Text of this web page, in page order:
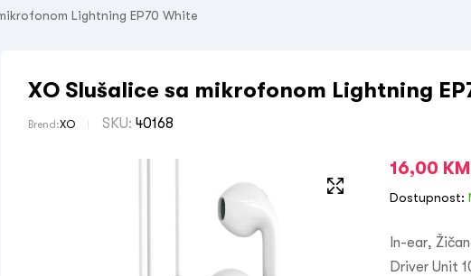
Lightning EP70 White
XO Slušalice sa mikrofonom Lightning
Brend:XO SKU: 40168
16,00 KM
Dostupnost:
In-ear,
Driver Unit